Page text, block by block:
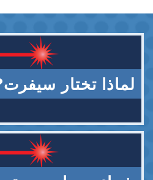
لماذا تختار سيفرت?